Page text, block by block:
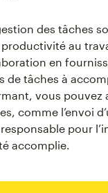
des tâches
au
en
de tâches à
vous pouvez
comme l’envoi
pour
accomplie.